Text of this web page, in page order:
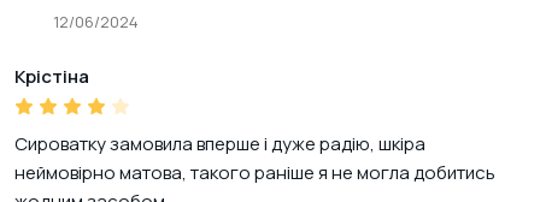
12/06/2024
Крістіна
Сироватку замовила вперше і дуже радію, шкіра
неймовірно матова, такого раніше я не могла добитись